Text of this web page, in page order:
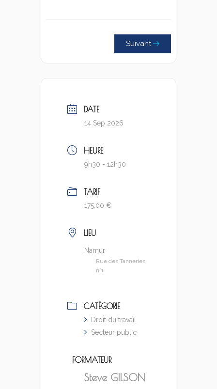
Suivant
DATE
14 Sep 2026
HEURE
9h30 - 12h30
TARIF
175,00 €
LIEU
Namur
Rue des Tanneries
n°1
CATÉGORIE
Droit du travail
Secteur public
FORMATEUR
Steve GILSON